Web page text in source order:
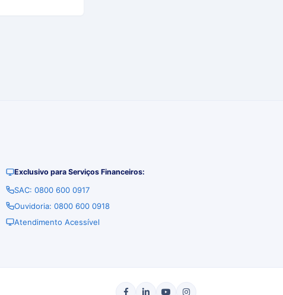
Exclusivo para Serviços Financeiros:
SAC: 0800 600 0917
Ouvidoria: 0800 600 0918
Atendimento Acessível